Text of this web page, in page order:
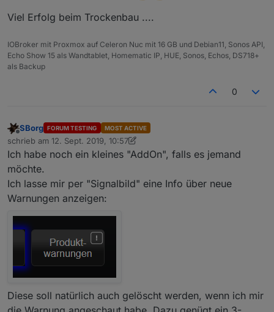
alles einen Adapter braucht. Der frisst auch immer
paar Ressourcen. Der Scheduler fällt da kaum ins
Gewicht. Als Adapter sieht das dann bspw. anders aus.
Viel Erfolg beim Trockenbau ....
IOBroker mit Proxmox auf Celeron Nuc mit 16 GB und Debian11, Sonos API,
Echo Show 15 als Wandtablet, Homematic IP, HUE, Sonos, Echos, DS718+
als Backup
0
Offline
SBorg FORUM TESTING MOST ACTIVE
schrieb am 12. Sept. 2019, 10:57
zuletzt editiert von SBorg9. Dez. 2019, 12:59
Ich habe noch ein kleines "AddOn", falls es jemand
möchte.
Ich lasse mir per "Signalbild" eine Info über neue
Warnungen anzeigen:
Diese soll natürlich auch gelöscht werden, wenn ich mir